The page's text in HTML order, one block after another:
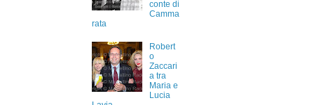
conte di
Camma
rata
Robert
o
Zaccari
a tra
Maria e
Lucia